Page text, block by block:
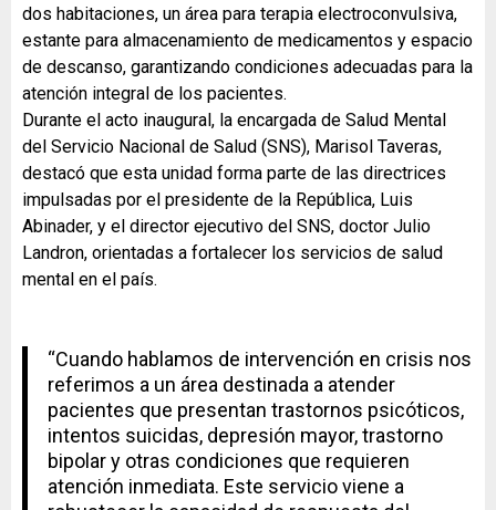
dos habitaciones, un área para terapia electroconvulsiva,
estante para almacenamiento de medicamentos y espacio
de descanso, garantizando condiciones adecuadas para la
atención integral de los pacientes.
Durante el acto inaugural, la encargada de Salud Mental
del Servicio Nacional de Salud (SNS), Marisol Taveras,
destacó que esta unidad forma parte de las directrices
impulsadas por el presidente de la República, Luis
Abinader, y el director ejecutivo del SNS, doctor Julio
Landron, orientadas a fortalecer los servicios de salud
mental en el país.
“Cuando hablamos de intervención en crisis nos
referimos a un área destinada a atender
pacientes que presentan trastornos psicóticos,
intentos suicidas, depresión mayor, trastorno
bipolar y otras condiciones que requieren
atención inmediata. Este servicio viene a